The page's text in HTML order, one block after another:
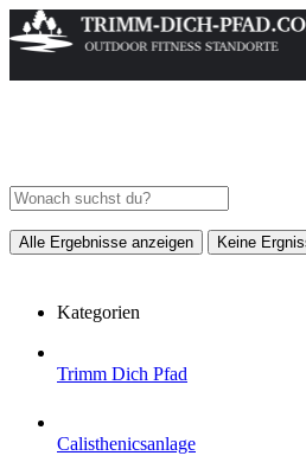
Alle Ergebnisse anzeigen Keine
Kategorien
Trimm Dich Pfad
Calisthenicsanlage